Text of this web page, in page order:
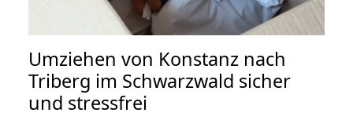
Umziehen von Konstanz nach
Triberg im Schwarzwald sicher
und stressfrei